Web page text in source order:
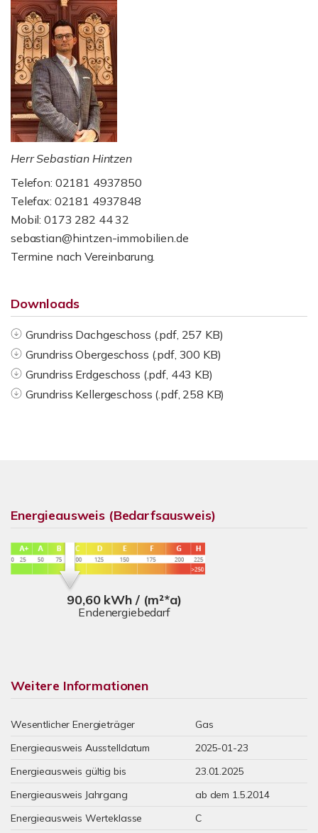
Herr Sebastian Hintzen
Telefon: 02181 4937850
Telefax: 02181 4937848
Mobil: 0173 282 44 32
sebastian@hintzen-immobilien.de
Termine nach Vereinbarung.
Downloads
Grundriss Dachgeschoss (.pdf, 257 KB)
Grundriss Obergeschoss (.pdf, 300 KB)
Grundriss Erdgeschoss (.pdf, 443 KB)
Grundriss Kellergeschoss (.pdf, 258 KB)
Energieausweis (Bedarfsausweis)
90,60 kWh / (m²*a)
Endenergiebedarf
Weitere Informationen
Wesentlicher Energieträger
Gas
Energieausweis Ausstelldatum
2025-01-23
Energieausweis gültig bis
23.01.2025
Energieausweis Jahrgang
ab dem 1.5.2014
Energieausweis Werteklasse
C